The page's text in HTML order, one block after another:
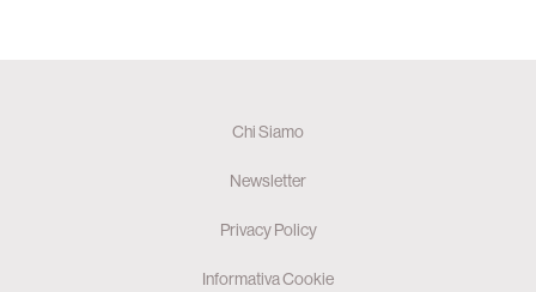
Chi Siamo
Newsletter
Privacy Policy
Informativa Cookie